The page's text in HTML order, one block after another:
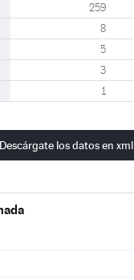
259
8
5
3
1
Descárgate los datos en xml